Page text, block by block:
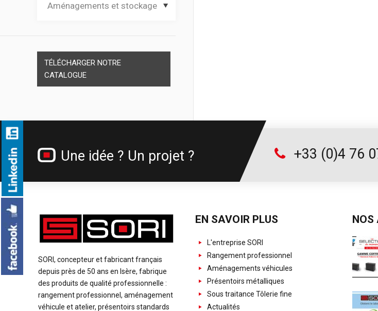
Hygiène des mains
Aménagements et stockage
Séparateurs de tiroirs
Cadenas
TÉLÉCHARGER NOTRE
CATALOGUE
Une idée ? Un projet ? +33 (0)4 76
SORI, concepteur et fabricant français
depuis près de 50 ans en Isère, fabrique
des produits de qualité professionnelle :
rangement professionnel, aménagement
véhicule et atelier, présentoirs standards
EN SAVOIR PLUS
L'entreprise SORI
Rangement professionnel
Aménagements véhicules
Présentoirs métalliques
Sous traitance Tôlerie fine
Actualités
NOS